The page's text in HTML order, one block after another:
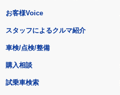
お客様Voice
スタッフによるクルマ紹介
車検/点検/整備
購入相談
試乗車検索